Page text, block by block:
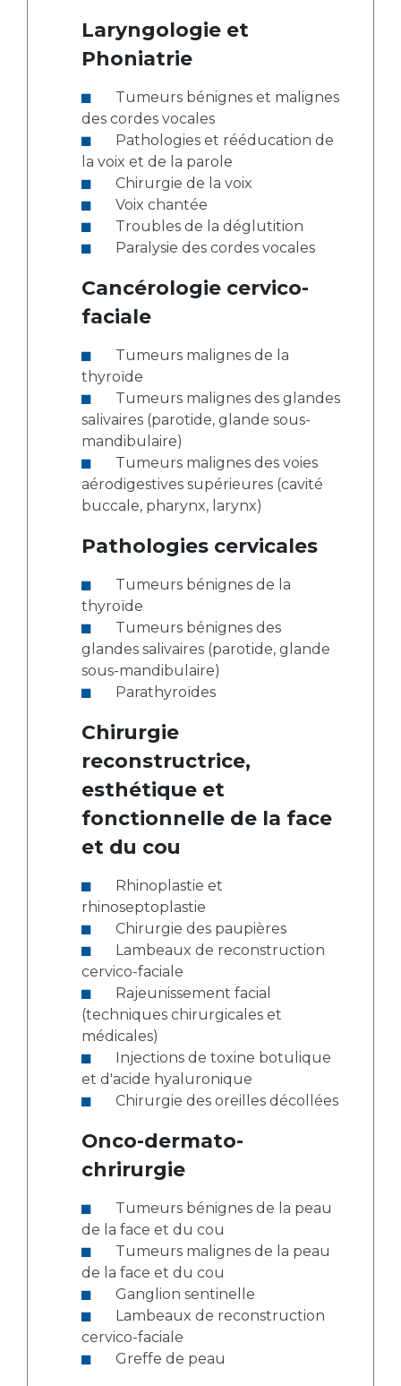
Laryngologie et
Phoniatrie
des cordes vocales
la voix et de la parole
Chirurgie de la voix
Voix chantée
Troubles de la déglutition
Paralysie des cordes vocales
Cancérologie cervico-
faciale
thyroïde
salivaires (parotide, glande sous-
mandibulaire)
aérodigestives supérieures (cavité
buccale, pharynx, larynx)
Pathologies cervicales
thyroïde
glandes salivaires (parotide, glande
sous-mandibulaire)
Parathyroïdes
Chirurgie
reconstructrice,
esthétique et
fonctionnelle de la face
et du cou
rhinoseptoplastie
Chirurgie des paupières
cervico-faciale
(techniques chirurgicales et
médicales)
et d'acide hyaluronique
Chirurgie des oreilles décollées
Onco-dermato-
chrirurgie
de la face et du cou
de la face et du cou
Ganglion sentinelle
cervico-faciale
Greffe de peau